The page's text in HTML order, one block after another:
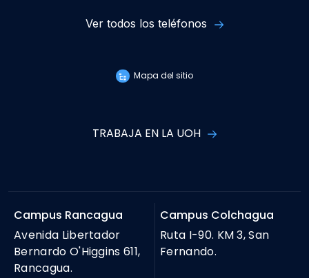
Ver todos los teléfonos
Mapa del sitio
TRABAJA EN LA UOH
Campus Rancagua
Avenida Libertador
Bernardo O'Higgins 611,
Rancagua.
Campus Colchagua
Ruta I-90. KM 3, San
Fernando.